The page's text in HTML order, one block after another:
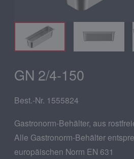
GN 2/4-150
Best.-Nr. 1555824
Gastronorm-Behälter, aus
Alle Gastronorm-Behälter
europäischen Norm EN 631